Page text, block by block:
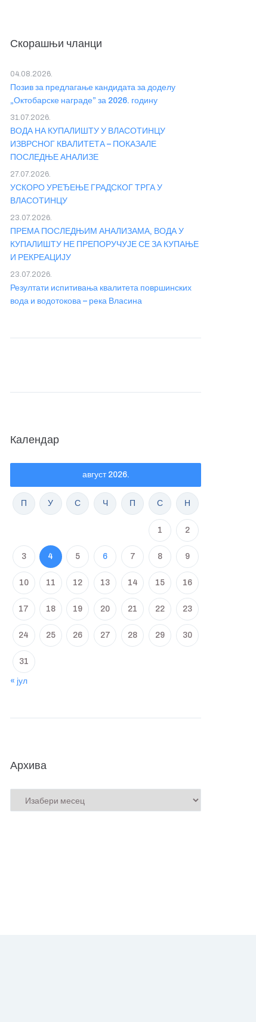
Скорашњи чланци
Позив за предлагање кандидата за доделу
„Октобарске награде” за 2026. годину
04.08.2026.
ВОДА НА КУПАЛИШТУ У ВЛАСОТИНЦУ
ИЗВРСНОГ КВАЛИТЕТА – ПОКАЗАЛЕ
ПОСЛЕДЊЕ АНАЛИЗЕ
31.07.2026.
УСКОРО УРЕЂЕЊЕ ГРАДСКОГ ТРГА У
ВЛАСОТИНЦУ
27.07.2026.
ПРЕМА ПОСЛЕДЊИМ АНАЛИЗАМА, ВОДА У
КУПАЛИШТУ НЕ ПРЕПОРУЧУЈЕ СЕ ЗА КУПАЊЕ
И РЕКРЕАЦИЈУ
23.07.2026.
Резултати испитивања квалитета површинских
вода и водотокова – река Власина
23.07.2026.
Календар
август 2026.
П У С Ч П С Н
1 2
3 4 5 6 7 8 9
10 11 12 13 14 15 16
17 18 19 20 21 22 23
24 25 26 27 28 29 30
31
« јул
Архива